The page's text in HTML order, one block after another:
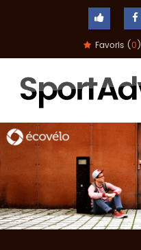
Favoris (0)
COMPARATEUR
CONSEILS
QUESTIONS
-
RÉPONSES
CONTACT